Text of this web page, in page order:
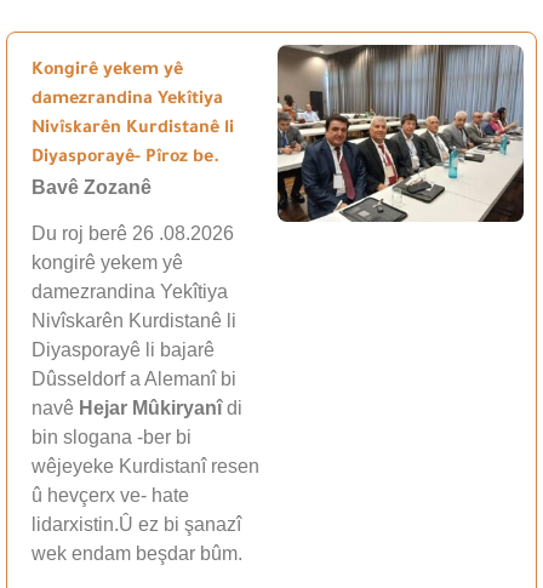
Kongirê yekem yê
damezrandina Yekîtiya
Nivîskarên Kurdistanê li
Diyasporayê- Pîroz be.
Bavê Zozanê
Du roj berê 26 .08.2026
kongirê yekem yê
damezrandina Yekîtiya
Nivîskarên Kurdistanê li
Diyasporayê li bajarê
Dûsseldorf a Alemanî bi
navê Hejar Mûkiryanîdi
bin slogana -ber bi
wêjeyeke Kurdistanî resen
û hevçerx ve- hate
lidarxistin.Û ez bi şanazî
wek endam beşdar bûm.